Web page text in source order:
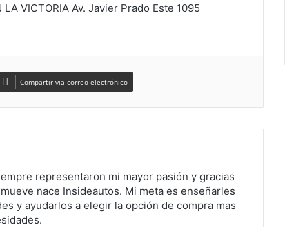
VICTORIA Av. Javier Prado Este 1095
Compartir via correo electrónico
representaron mi mayor pasión y gracias
nace Insideautos. Mi meta es enseñarles
y ayudarlos a elegir la opción de compra mas